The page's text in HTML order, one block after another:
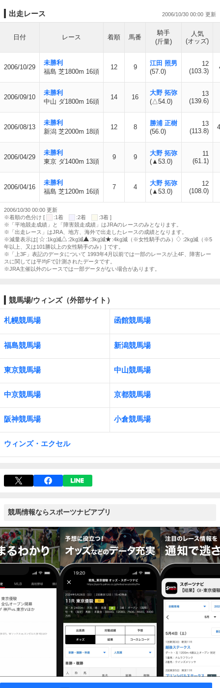
出走レース 2006/10/30 00:00
日付 レース 着順 馬番
騎手
(斤量)
人気
(オッズ)
2006/10/29
未勝利
福島 芝1800m 16頭
12 9
江田 照男
(57.0)
12
(103.3)
2006/09/10
未勝利
中山 ダ1800m 16頭
14 16
大野 拓弥
(△54.0)
13
(139.6)
2006/08/13
未勝利
新潟 芝2000m 18頭
12 8
勝浦 正樹
(56.0)
13
(113.8)
2006/04/29
未勝利
東京 ダ1400m 13頭
9 9
大野 拓弥
(▲53.0)
11
(61.1)
2006/04/16
未勝利
福島 芝1200m 16頭
7 4
大野 拓弥
(▲53.0)
12
(108.0)
2006/10/30 00:00 更新
※着順の色分け [
:1着 :2着
:3着 ]
※「平地競走成績」と「障害競走成績」はJRAのレースのみとなります。
※「出走レース」はJRA、地方、海外で出走したレースの成績となります。
※減量表示は[
:1kg減 :2kg減 :3kg減 :4kg減（※女性騎手のみ）
:2kg減（※5
年以上、又は101勝以上の女性騎手のみ）] です。
※「上3F」表記のデータについて 1993年4月以前では一部のレースが上4F、障害レー
スに関しては平均Fで計測されたデータです。
※JRA主催以外のレースでは一部データがない場合があります。
競馬場/ウィンズ（外部サイト）
札幌競馬場 函館競馬場
福島競馬場 新潟競馬場
東京競馬場 中山競馬場
中京競馬場 京都競馬場
阪神競馬場 小倉競馬場
ウィンズ・エクセル
競馬情報ならスポーツナビアプリ